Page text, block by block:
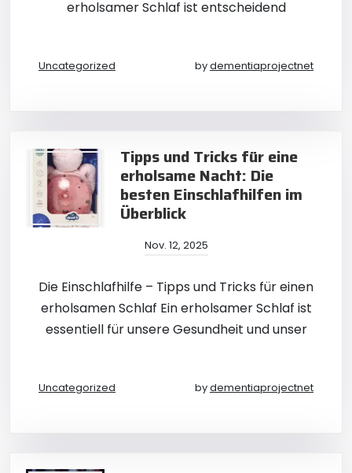
erholsamer Schlaf ist entscheidend
Uncategorized bydementiaprojectnet
Tipps und Tricks für eine
erholsame Nacht: Die
besten Einschlafhilfen im
Überblick
Nov. 12, 2025
Die Einschlafhilfe – Tipps und Tricks für einen
erholsamen Schlaf Ein erholsamer Schlaf ist
essentiell für unsere Gesundheit und unser
Uncategorized bydementiaprojectnet